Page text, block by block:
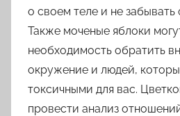
о своем теле и не забывать
Также моченые яблоки
необходимость обратить
окружение и людей,
токсичными для вас.
провести анализ